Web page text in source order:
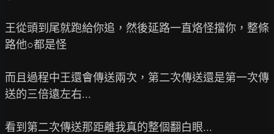
王從頭到尾就跑給你追，然後延路一直烙怪擋你，整條
路他○都是怪
而且過程中王還會傳送兩次，第二次傳送還是第一次傳
送的三倍遠左右...
看到第二次傳送那距離我真的整個翻白眼...